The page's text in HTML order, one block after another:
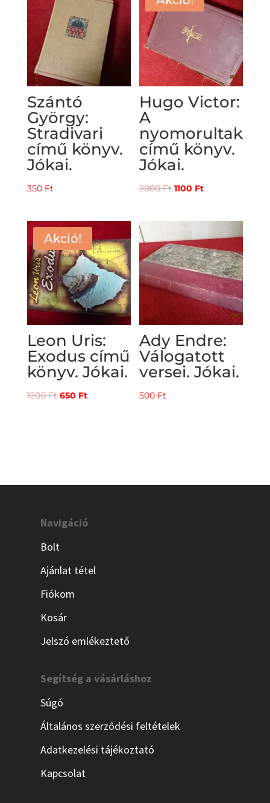
Szántó
György:
Stradivari
című könyv.
Jókai.
350 Ft
Hugo Victor:
A
nyomorultak
című könyv.
Jókai.
2000Ft Original
was:
2000 Ft.
1100 FtCurrent
is:
1100 Ft.
Akció!
Leon Uris:
Exodus című
könyv. Jókai.
1200Ft Original
650 FtCurrent
Ady Endre:
Válogatott
versei. Jókai.
500 Ft
Navigáció
Bolt
Ajánlat tétel
Fiókom
Kosár
Jelszó emlékeztető
Segítség a vásárláshoz
Súgó
Általános szerződési feltételek
Adatkezelési tájékoztató
Kapcsolat